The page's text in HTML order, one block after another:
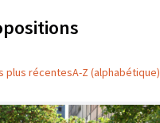
plus récentesA-Z (alphabétique)